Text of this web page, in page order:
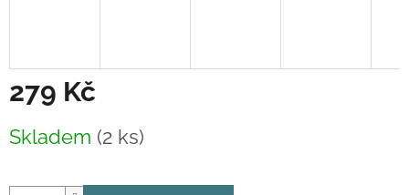
279 Kč
cena:
Skladem (2 ks)